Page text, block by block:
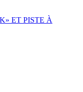
ET PISTE À